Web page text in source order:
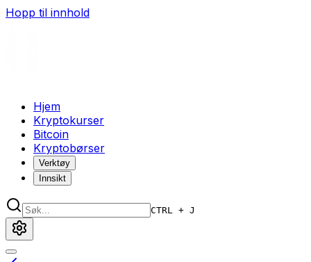
Hopp til innhold
Hjem
Kryptokurser
Bitcoin
Kryptobørser
Verktøy
Innsikt
CTRL + J